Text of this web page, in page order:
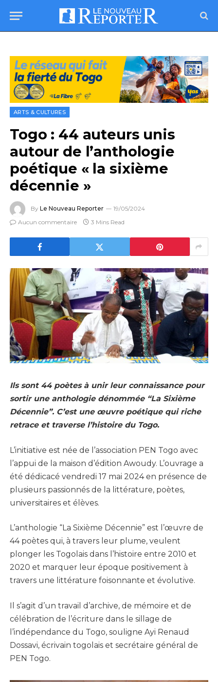
ARTS & CULTURES
Togo : 44 auteurs unis
autour de l’anthologie
poétique « la sixième
décennie »
By Le Nouveau Reporter
19/05/2024
Aucun commentaire
3 Mins Read
Ils sont 44 poètes à unir leur connaissance pour
sortir une anthologie dénommée “La Sixième
Décennie”. C’est une œuvre poétique qui riche
retrace et traverse l’histoire du Togo.
L’initiative est née de l’association PEN Togo avec
l’appui de la maison d’édition Awoudy. L’ouvrage a
été dédicacé vendredi 17 mai 2024 en présence de
plusieurs passionnés de la littérature, poètes,
universitaires et élèves.
L’anthologie “La Sixième Décennie” est l’œuvre de
44 poètes qui, à travers leur plume, veulent
plonger les Togolais dans l’histoire entre 2010 et
2020 et marquer leur époque positivement à
travers une littérature foisonnante et évolutive.
Il s’agit d’un travail d’archive, de mémoire et de
célébration de l’écriture dans le sillage de
l’indépendance du Togo, souligne Ayi Renaud
Dossavi, écrivain togolais et secrétaire général de
PEN Togo.